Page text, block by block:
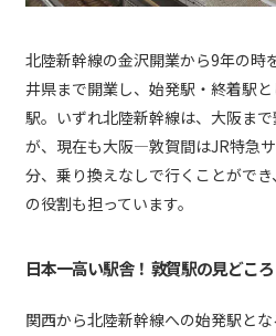
北陸新幹線の金沢開業から9年の時
井県まで開業し、始発駅・終着駅
駅。いずれ北陸新幹線は、大阪ま
が、現在も大阪―敦賀間はJR特急
分、乗り換えなしで行くことがで
の役割も担っています。
日本一高い駅舎！ 敦賀駅の見どころ
関西から北陸新幹線への始発駅と